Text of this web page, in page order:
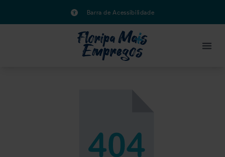
Barra de Acessibilidade